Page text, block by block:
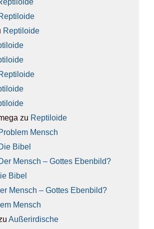
Rep­ti­lo­ide
zu Rep­ti­lo­ide
Mensch
Bibel
Mensch – Got­tes Eben­bild?
Bibel
Mensch – Got­tes Eben­bild?
Mensch
Außer­ir­di­sche